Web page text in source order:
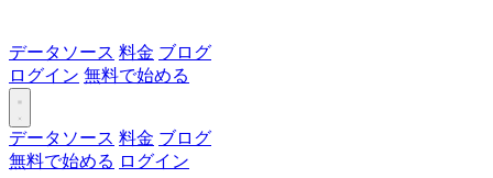
データソース 料金 ブログ
ログイン 無料で始める
データソース 料金 ブログ
無料で始める ログイン